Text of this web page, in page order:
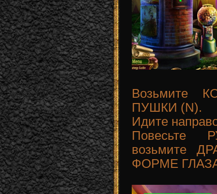
Возьмите
ПУШКИ (N).
Идите
Повесьте
возьмите
ФОРМЕ